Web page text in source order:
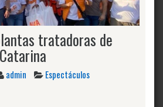
tratadoras de
admin
Espectáculos